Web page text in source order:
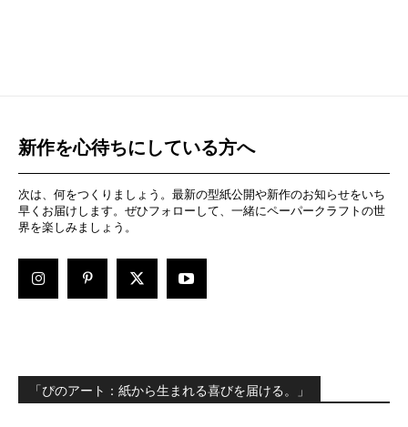
新作を心待ちにしている方へ
次は、何をつくりましょう。最新の型紙公開や新作のお知らせをいち
早くお届けします。ぜひフォローして、一緒にペーパークラフトの世
界を楽しみましょう。
「ぴのアート：紙から生まれる喜びを届ける。」